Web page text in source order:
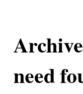
need